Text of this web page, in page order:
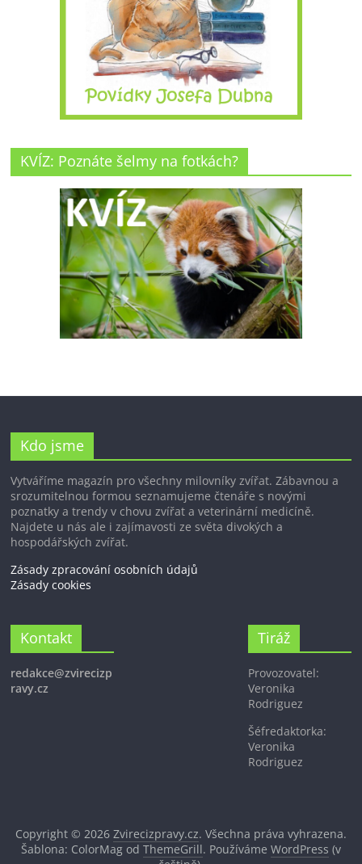
KVÍZ: Poznáte šelmy na fotkách?
Kdo jsme
Vytváříme magazín pro všechny milovníky zvířat. Zábavnou a
srozumitelnou formou seznamujeme čtenáře s novými
poznatky a trendy v chovu zvířat a veterinární medicíně.
Najdete u nás ale i zajímavosti ze světa divokých a
hospodářských zvířat.
Zásady zpracování osobních údajů
Zásady cookies
Kontakt
redakce@zvirecizp
ravy.cz
Tiráž
Provozovatel:
Veronika
Rodriguez
Šéfredaktorka:
Veronika
Rodriguez
Copyright © 2026 Zvirecizpravy.cz. Všechna práva vyhrazena.
Šablona: ColorMag od ThemeGrill. Používáme WordPress (v